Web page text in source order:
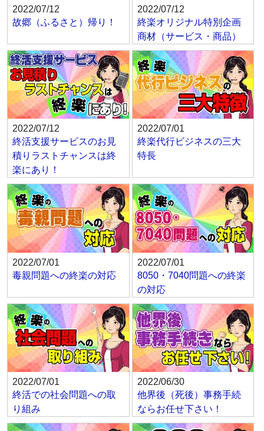
2022/07/12
故郷（ふるさと）帰り！
2022/07/12
終楽オリジナル特別企画
商材（サービス・商品）
2022/07/12
終活支援サービスのお見
積りラストチャンスは終
楽にあり！
2022/07/01
終楽代行ビジネスの三大
特長
2022/07/01
毒親問題への終楽の対応
2022/07/01
8050・7040問題への終楽
の対応
2022/07/01
終活での社会問題への取
り組み
2022/06/30
他界後（死後）事務手続
ならお任せ下さい！